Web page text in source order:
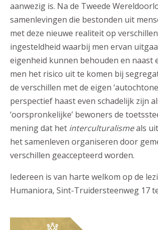
aanwezig is. Na de Tweede
samenlevingen die bestonden uit
met deze nieuwe realiteit op
ingesteldheid waarbij men ervan
eigenheid kunnen behouden en
men het risico uit te komen bij
de verschillen met de eigen
perspectief haast even schadelijk zijn
‘oorspronkelijke’ bewoners de
mening dat het interculturalismeals
het samenleven organiseren door
verschillen geaccepteerd worden.
Iedereen is van harte welkom op de
Humaniora, Sint-Truidersteenweg 17